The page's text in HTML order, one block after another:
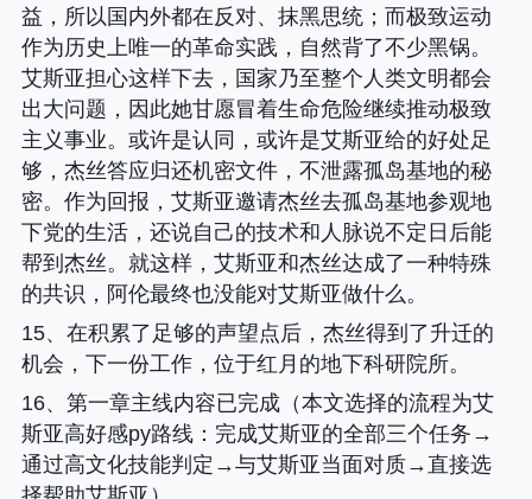
益，所以国内外都在反对、抹黑思统；而极致运动
作为历史上唯一的革命实践，自然背了不少黑锅。
艾斯亚担心这样下去，国家乃至整个人类文明都会
出大问题，因此她甘愿冒着生命危险继续推动极致
主义事业。或许是认同，或许是艾斯亚给的好处足
够，杰丝答应归还机密文件，不泄露孤岛基地的秘
密。作为回报，艾斯亚邀请杰丝去孤岛基地参观地
下党的生活，还说自己的技术和人脉说不定日后能
帮到杰丝。就这样，艾斯亚和杰丝达成了一种特殊
的共识，阿伦最终也没能对艾斯亚做什么。
15、在积累了足够的声望点后，杰丝得到了升迁的
机会，下一份工作，位于红月的地下科研院所。
16、 第一章主线内容已完成（本文选择的流程为艾
斯亚高好感py路线：完成艾斯亚的全部三个任务→
通过高文化技能判定→与艾斯亚当面对质→直接选